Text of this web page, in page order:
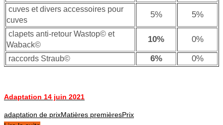
cuves et divers accessoires pour
cuves
5% 5%
clapets anti-retour Wastop© et
Waback©
10% 0%
raccords Straub© 6% 0%
Adaptation 14 juin 2021
adaptation de prixMatières premièresPrix